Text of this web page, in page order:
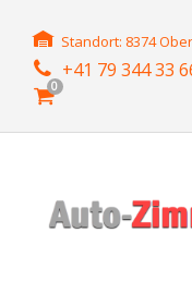
Standort: 8374
+41 79 344 33
0